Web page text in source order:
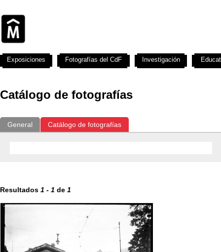
Catálogo de fotografías
General Catálogo de fotografías
Resultados 1 - 1 de 1
Exposiciones Fotografías del CdF Investigación